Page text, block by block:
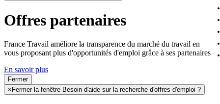
Offres partenaires
France Travail améliore la transparence du marché du travail en
vous proposant plus d'opportunités d'emploi grâce à ses partenaires
En savoir plus
Fermer
× Fermer la fenêtre Besoin d'aide sur la recherche d'offres d'emploi ?